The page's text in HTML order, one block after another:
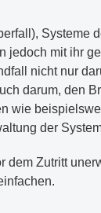
Systeme
mit ihr
nicht nur
darum, den
wie
der
Zutritt